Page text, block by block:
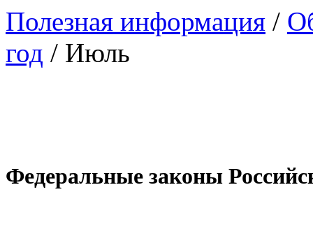
Полезная информация /
год / Июль
Федеральные законы